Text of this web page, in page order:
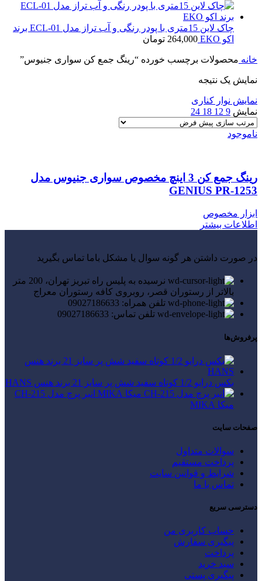
چاک لاین 15متری با پودر رنگی و آب تراز مدل ECL-01 برند
اکو EKO
264,000 تومان
خانه محصولات برچسب خورده “رینگ جمع کن سواری جنیوس”
نمایش یک نتیجه
نمایش نوار کناری
نمایش 9
12
18
24
ناموجود
رینگ جمع کن 3 اینچ مخصوص سواری جنیوس مدل
GENIUS PR-1253
ابزار مخصوص
اطلاعات بیشتر
در صورت داشتن هر گونه سوال یا مشکل باما تماس بگیرید
نرسیده به پلیس راه تبریز تهران، 200 متر
بالاتر از رستوران قصر، روبروی کافه رستوران معراج
تلفن همراه: 09027186633
تلفن تماس: 09027186633
پرفروش‌ها
بکس درایو 1/2 کوتاه سفید شش پر سایز 21 برند هنس HANS
انبر پرچ مدل CH-215
میکا MIKA
صفحات سایت
سوالات متداول
پرداخت مستقیم
شرایط و قوانین سایت
تماس با ما
دسترسی سریع
حساب کاربری من
پیگیری سفارش
پرداخت
سبد خرید
پیگیری پستی